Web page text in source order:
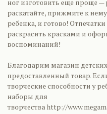
ног изготовить еще проще —
раскатайте, прижмите к
ребенка, и готово!
раскрасить красками и
воспоминаний!
Благодарим магазин
предоставленный товар.
творческие способности у
наборы для
творчества http://